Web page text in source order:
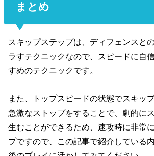
まとめ
スキップステップは、ディフェンスと
ラすテクニックなので、スピードに自
すめのテクニックです。
また、トップスピードの状態でスキッ
急激なストップをすることで、劇的に
生むことができるため、速攻時に非常
プですので、この記事で紹介している